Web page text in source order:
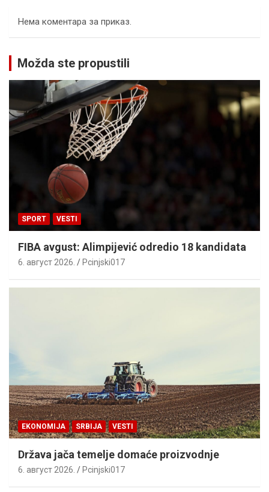
Нема коментара за приказ.
Možda ste propustili
SPORT VESTI
FIBA avgust: Alimpijević odredio 18 kandidata
6. август 2026. Pcinjski017
EKONOMIJA SRBIJA VESTI
Država jača temelje domaće proizvodnje
6. август 2026. Pcinjski017